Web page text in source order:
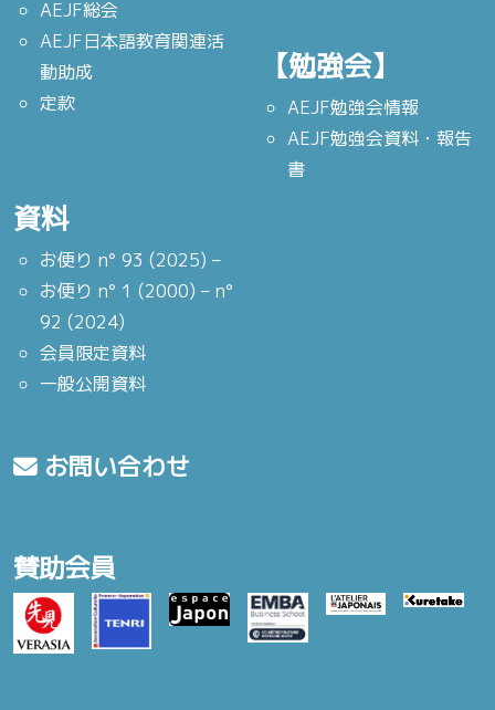
AEJF総会
AEJF日本語教育関連活
動助成
定款
【勉強会】
AEJF勉強会情報
AEJF勉強会資料・報告
書
資料
お便り n° 93 (2025) –
お便り n° 1 (2000) – n°
92 (2024)
会員限定資料
一般公開資料
お問い合わせ
賛助会員